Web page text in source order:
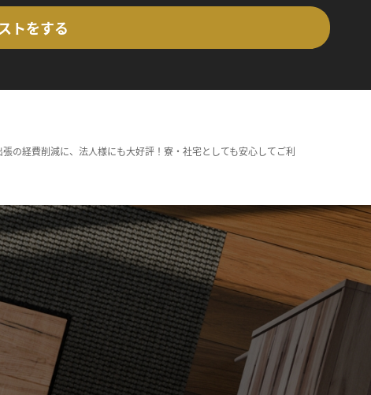
トをする
の経費削減に、法人様にも大好評！寮・社宅としても安心してご利